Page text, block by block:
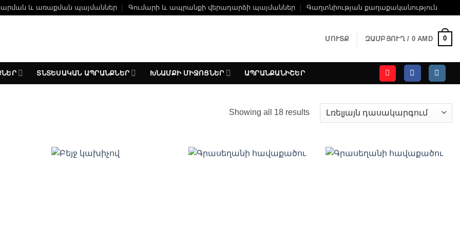
և առաքման պայմաններ Գումարի և ապրանքի վերադարձի պայմաններ Գաղտնիության քաղաքականություն
ՄՈՒՏՔ ԶԱՄԲՅՈՒՂ / 0AMD 0
ՏՆՏԵՍԱԿԱՆ ԱՊՐԱՆՔՆԵՐ ԽՆԱՄՔԻ ՄԻՋՈՑՆԵՐ ԱՊՐԱՆՔԱՆԻՇԵՐ
Showing all 18 results